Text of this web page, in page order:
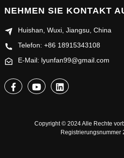
NEHMEN SIE KONTAKT
Huishan, Wuxi, Jiangsu, China
Telefon: +86 18915343108
E-Mail: lyunfan99@gmail.com
Copyright © 2024 Alle Rechte
Registrierungsnummer